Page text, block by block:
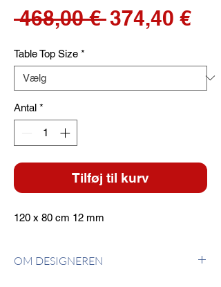
468,00 € Regulær
374,40 €
Table Top Size *
Antal *
Tilføj til kurv
120 x 80 cm 12 mm
OM DESIGNEREN